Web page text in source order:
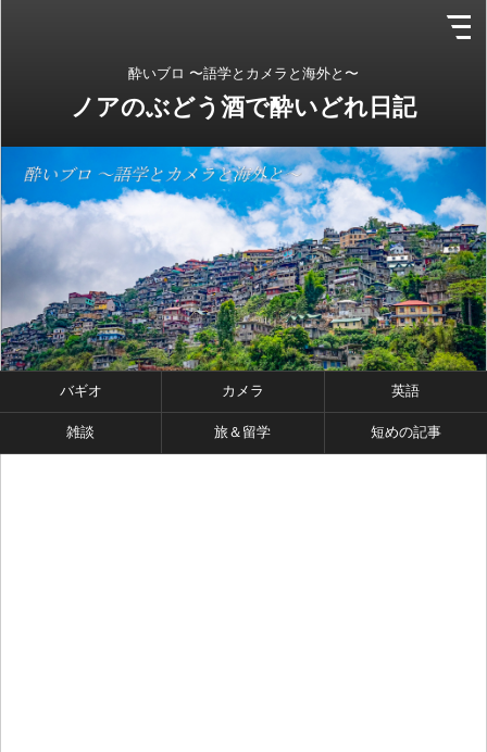
酔いブロ 〜語学とカメラと海外と〜
ノアのぶどう酒で酔いどれ日記
バギオ カメラ 英語
雑談 旅＆留学 短めの記事